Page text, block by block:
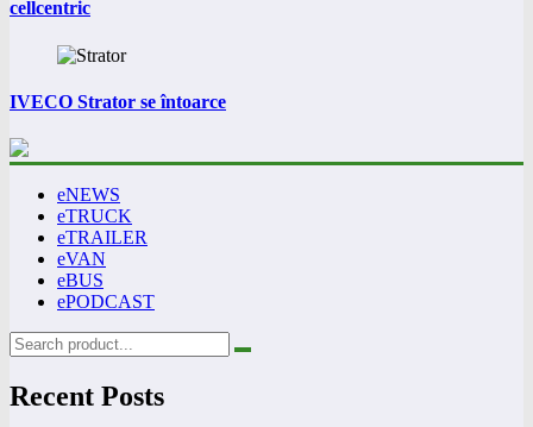
cellcentric
IVECO Strator se întoarce
eNEWS
eTRUCK
eTRAILER
eVAN
eBUS
ePODCAST
Recent Posts